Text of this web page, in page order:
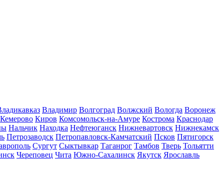
Владимир Волгоград Волжский Вологда Воронеж
Кемерово Киров Комсомольск-на-Амуре Кострома Краснодар
Нальчик Находка Нефтеюганск Нижневартовск Нижнекамск
Петрозаводск Петропавловск-Камчатский Псков Пятигорск
Сургут Сыктывкар Таганрог Тамбов Тверь Тольятти
Череповец Чита Южно-Сахалинск Якутск Ярославль